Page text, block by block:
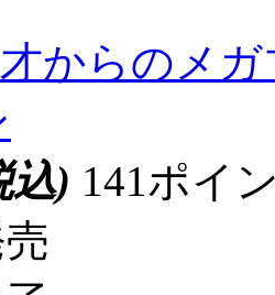
からのメ
込) 141ポイ